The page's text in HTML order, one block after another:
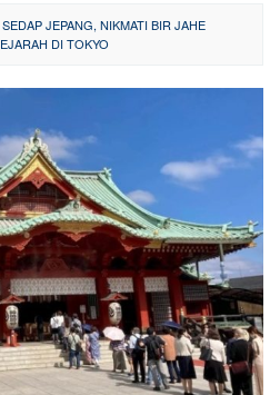
JEPANG, NIKMATI BIR JAHE
DI TOKYO